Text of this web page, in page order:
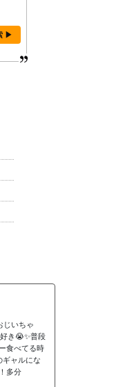
▶
じいちゃ
き😭✨️普段
食べてる時
ャルにな
多分